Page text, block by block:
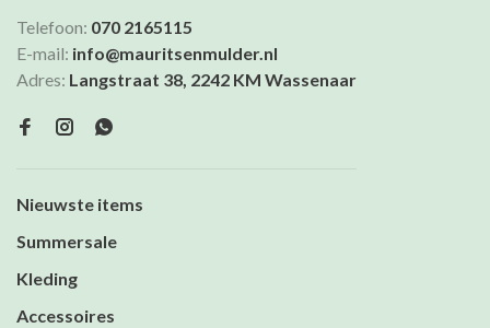
Telefoon: 070 2165115
E-mail: info@mauritsenmulder.nl
Adres: Langstraat 38, 2242 KM Wassenaar
Nieuwste items
Summersale
Kleding
Accessoires